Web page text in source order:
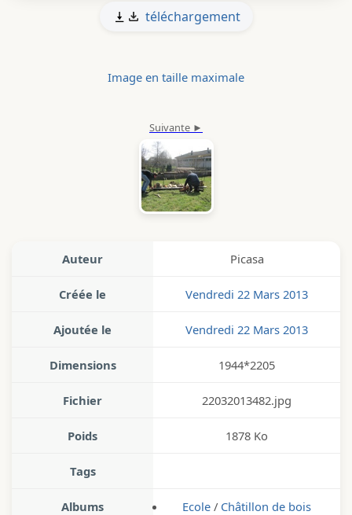
téléchargement
Image en taille maximale
Auteur Picasa
Créée le Vendredi 22 Mars 2013
Ajoutée le Vendredi 22 Mars 2013
Dimensions 1944*2205
Fichier 22032013482.jpg
Poids 1878 Ko
Tags
Albums Ecole / Châtillon de bois